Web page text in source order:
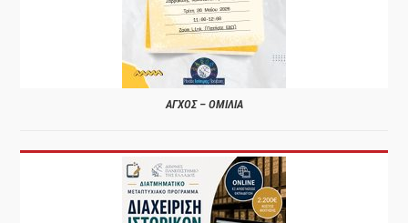
ΑΓΧΟΣ – ΟΜΙΛΙΑ